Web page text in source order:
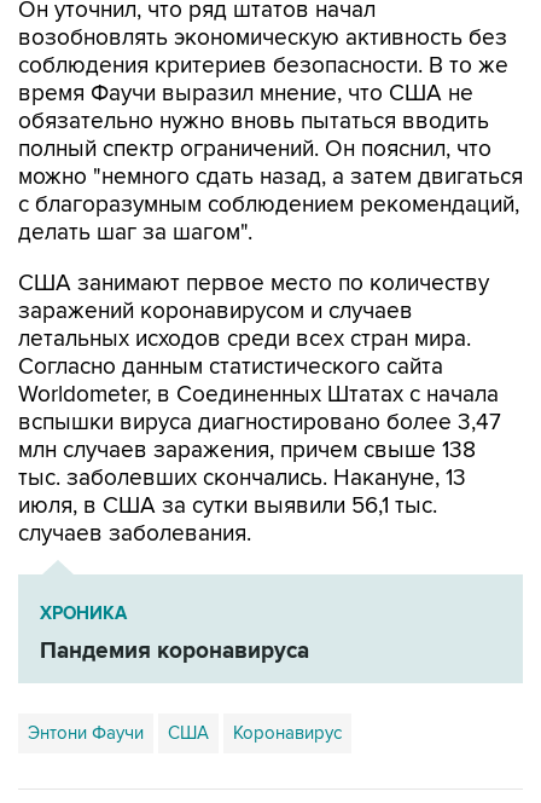
соблюдения критериев безопасности. В то же
время Фаучи выразил мнение, что США не
обязательно нужно вновь пытаться вводить
полный спектр ограничений. Он пояснил, что
можно "немного сдать назад, а затем двигаться
с благоразумным соблюдением рекомендаций,
делать шаг за шагом".
США занимают первое место по количеству
летальных исходов среди всех стран мира.
Согласно данным статистического сайта
Worldometer, в Соединенных Штатах с начала
вспышки вируса диагностировано более 3,47
млн случаев заражения, причем свыше 138
тыс. заболевших скончались. Накануне, 13
июля, в США за сутки выявили 56,1 тыс.
случаев заболевания.
ХРОНИКА
Пандемия коронавируса
Энтони Фаучи США Коронавирус